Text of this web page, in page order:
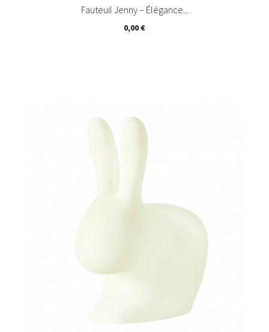
Fauteuil Jenny – Élégance...
Prix
0,00 €